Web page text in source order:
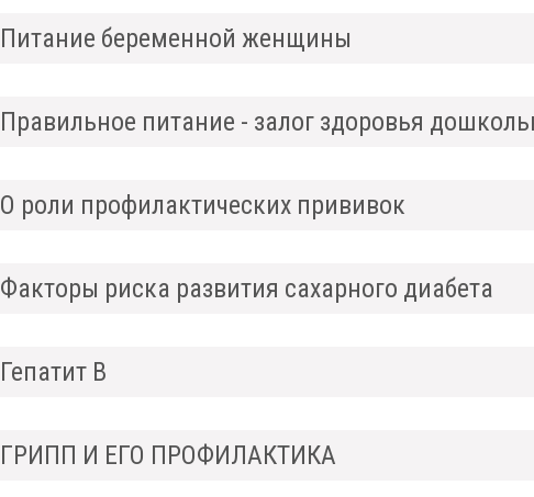
Питание беременной женщины
Правильное питание - залог здоровья
О роли профилактических прививок
Факторы риска развития сахарного диабета
Гепатит В
ГРИПП И ЕГО ПРОФИЛАКТИКА